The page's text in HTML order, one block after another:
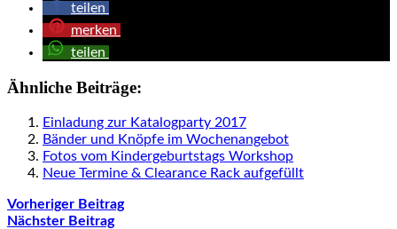
teilen
merken
teilen
Ähnliche Beiträge:
Einladung zur Katalogparty 2017
Bänder und Knöpfe im Wochenangebot
Fotos vom Kindergeburtstags Workshop
Neue Termine & Clearance Rack aufgefüllt
Vorheriger Beitrag
Nächster Beitrag